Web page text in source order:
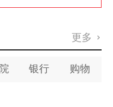
更多 
银行 购物